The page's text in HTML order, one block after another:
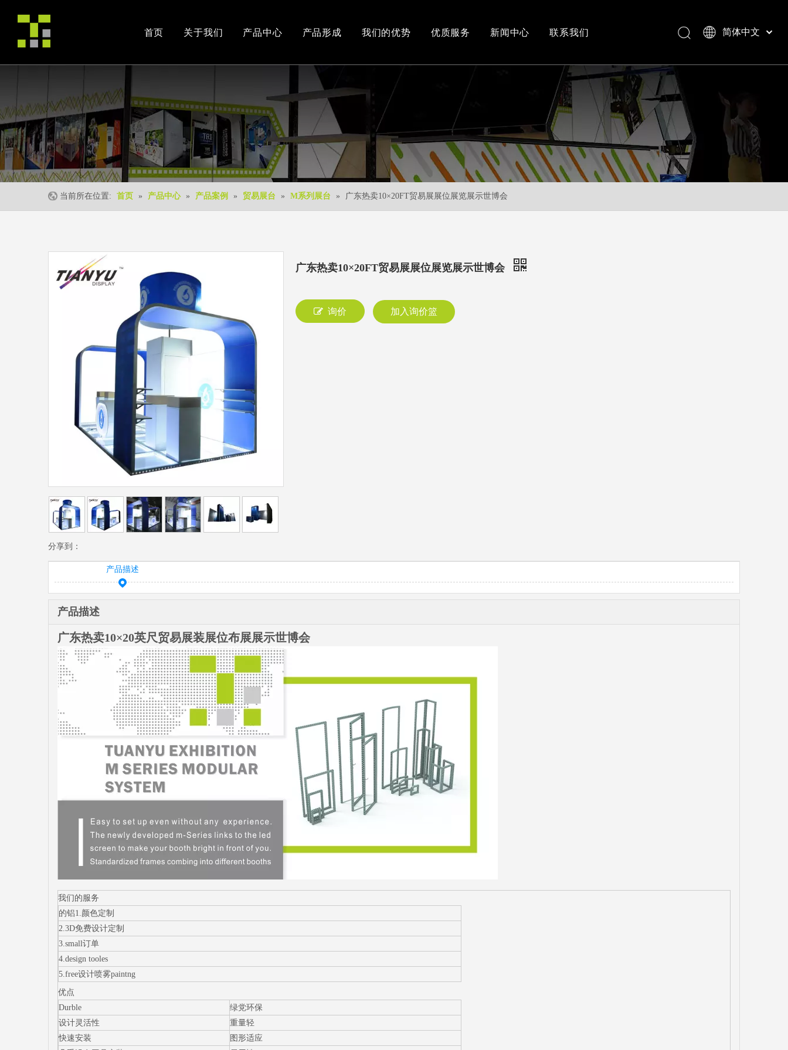
首页 关于我们
办公和车间环境 常见问答
产品中心
成功案例视频
产品形成 我们的优势 优质服务 新闻中心 联系我们 简体中文
العربية
日本語
Pусский
Nederlands
Português
Deutsch
当前所在位置: 首页 » 产品中心 » 产品案例 » 贸易展台 » M系列展台 » 广东热卖10×20FT贸易展展位展览展示世博会
分享到：
广东热卖10×20FT贸易展展位展览展示世博会
询价 加入询价篮
产品描述
产品描述
广东热卖10×20英尺贸易展装展位布展展示世博会
我们的服务
的铝1.颜色定制
2.3D免费设计定制
3.small订单
4.design tooles
5.free设计喷雾paintng
优点
Durble
绿党环保
设计灵活性
重量轻
快速安装
图形适应